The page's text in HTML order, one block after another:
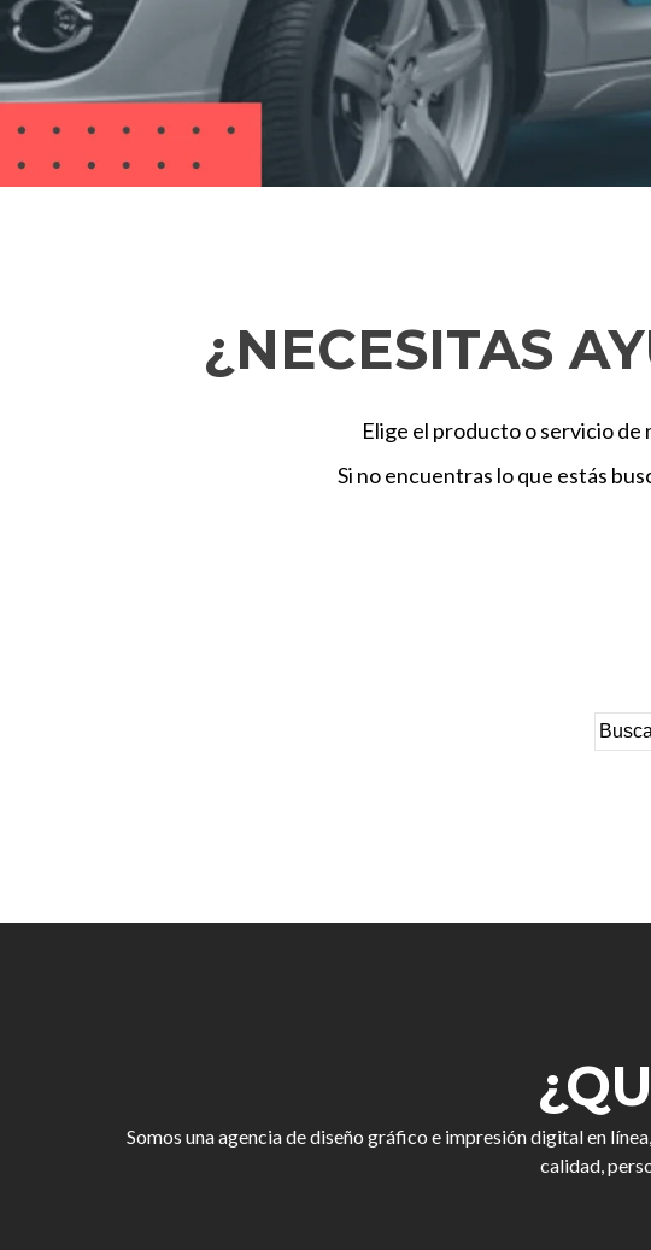
¿NECESITAS
Elige el producto o servicio
Si no encuentras lo que estás
por:
Somos una agencia de diseño gráfico e impresión digital en
calidad,